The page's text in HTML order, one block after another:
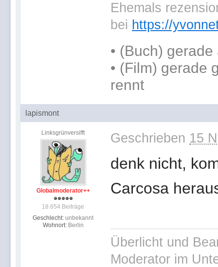
Ehemals
bei https://
• (Buch) gerade
• (Film) gerade
rennt
lapismont
Linksgrünversifft
Globalmoderator++
18.654 Beiträge
Geschlecht: unbekannt
Wohnort: Berlin
Geschrieben 15
denk nicht,
Carcosa
Überlicht und
Moderator im